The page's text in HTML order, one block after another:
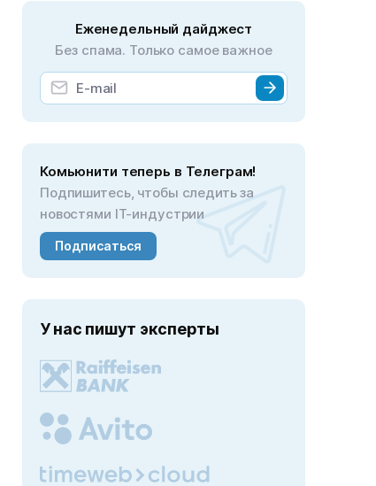
Еженедельный дайджест
Без спама. Только самое важное
Комьюнити теперь в Телеграм!
Подпишитесь, чтобы следить за
новостями IT-индустрии
Подписаться
У нас пишут эксперты